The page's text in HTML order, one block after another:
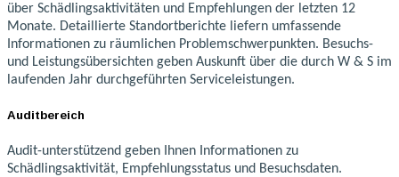
über Schädlingsaktivitäten und Empfehlungen der letzten 12
Monate. Detaillierte Standortberichte liefern umfassende
Informationen zu räumlichen Problemschwerpunkten. Besuchs-
und Leistungsübersichten geben Auskunft über die durch W & S im
laufenden Jahr durchgeführten Serviceleistungen.
Auditbereich
Audit-unterstützend geben Ihnen Informationen zu
Schädlingsaktivität, Empfehlungsstatus und Besuchsdaten.